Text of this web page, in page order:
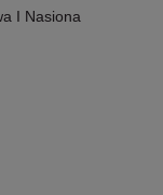
I Nasiona